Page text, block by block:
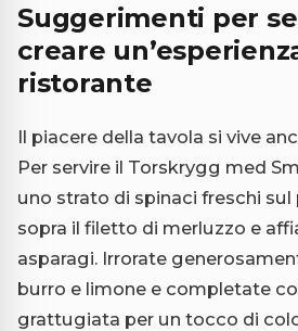
Suggerimenti per
creare
ristorante
Il piacere della tavola si vive
Per servire il Torskrygg med
uno strato di spinaci freschi
sopra il filetto di merluzzo e
asparagi. Irrorate
burro e limone e completate
grattugiata per un tocco di